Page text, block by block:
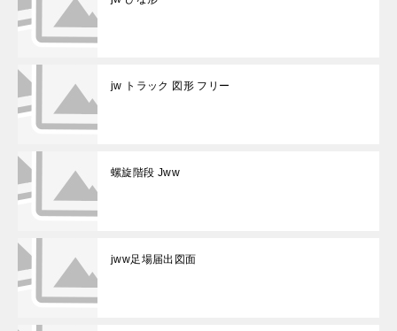
jw トラック 図形 フリー
螺旋階段 Jww
jww足場届出図面